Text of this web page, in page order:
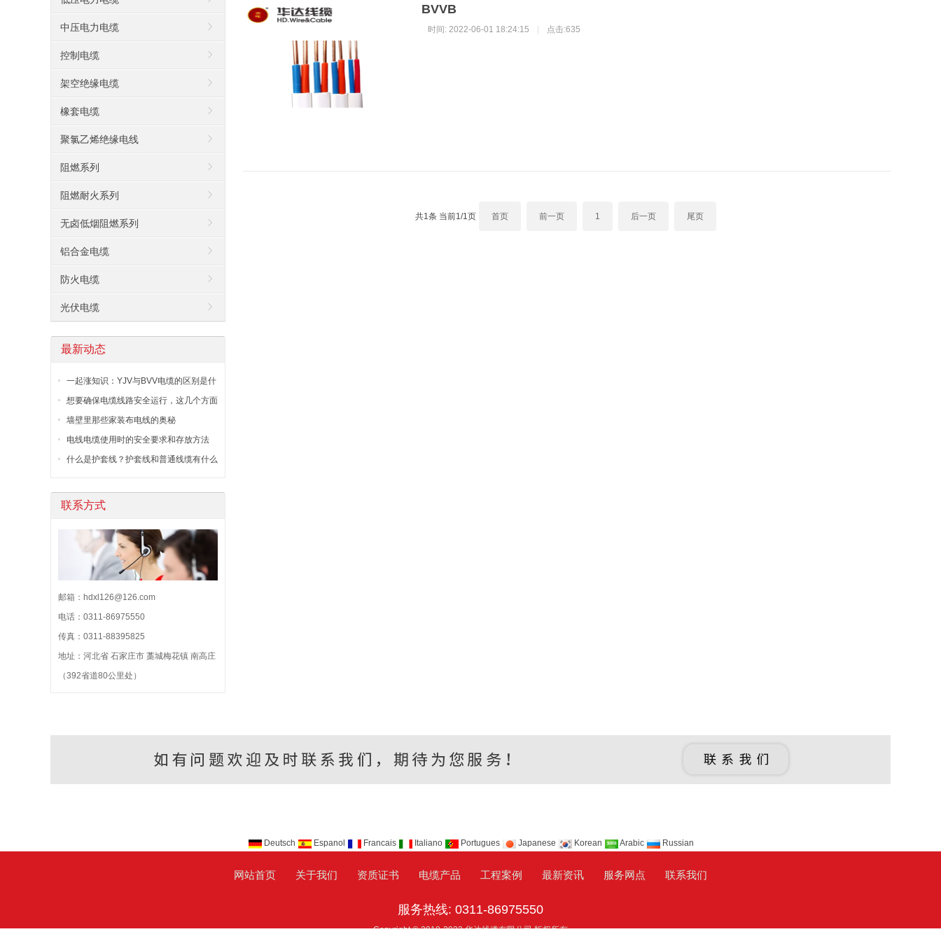
BVVB
时间: 2022-06-01 18:24:15 点击:635
共1条 当前1/1页 首页 前一页 1 后一页 尾页
中压电力电缆
控制电缆
架空绝缘电缆
橡套电缆
聚氯乙烯绝缘电线
阻燃系列
阻燃耐火系列
无卤低烟阻燃系列
铝合金电缆
防火电缆
光伏电缆
最新动态
一起涨知识：YJV与BVV电缆的区别是什
么?用途有什么不同？
想要确保电缆线路安全运行，这几个方面
很重要！
墙壁里那些家装布电线的奥秘
电线电缆使用时的安全要求和存放方法
什么是护套线？护套线和普通线缆有什么
联系方式
邮箱：hdxl126@126.com
电话：0311-86975550
传真：0311-88395825
地址：河北省 石家庄市 藁城梅花镇 南高庄
（392省道80公里处）
Deutsch Espanol Francais Italiano Portugues Japanese Korean Arabic Russian
网站首页 关于我们 资质证书 电缆产品 工程案例 最新资讯 服务网点 联系我们
服务热线: 0311-86975550
Copyright © 2018-2022 华达线缆有限公司 版权所有